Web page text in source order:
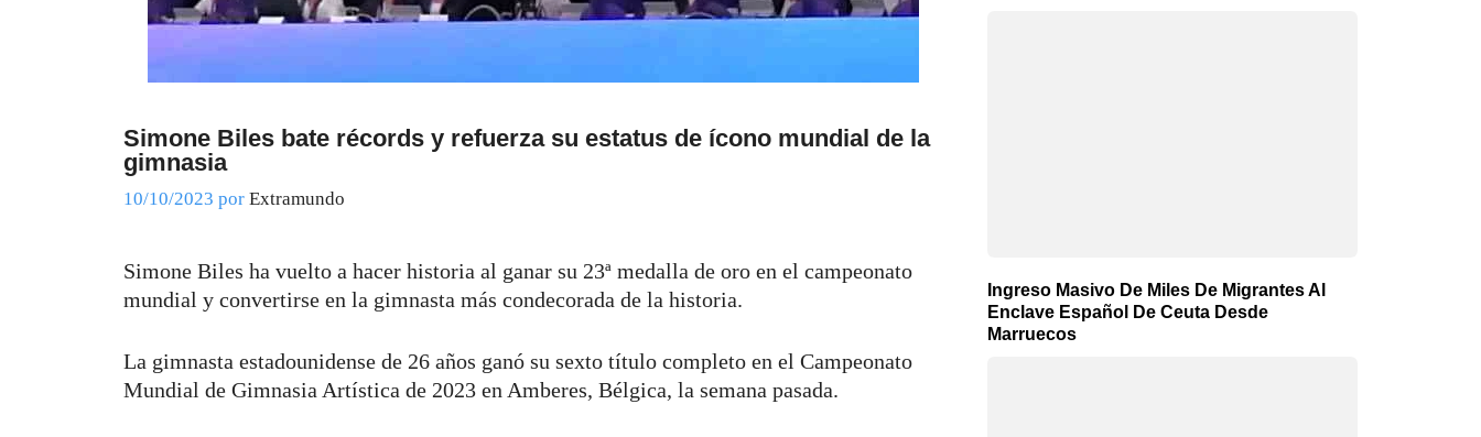
Simone Biles bate récords y refuerza su estatus de ícono mundial de la
gimnasia
10/10/2023 por Extramundo
Simone Biles ha vuelto a hacer historia al ganar su 23ª medalla de oro en el campeonato
mundial y convertirse en la gimnasta más condecorada de la historia.
La gimnasta estadounidense de 26 años ganó su sexto título completo en el Campeonato
Mundial de Gimnasia Artística de 2023 en Amberes, Bélgica, la semana pasada.
Ingreso Masivo De Miles De Migrantes Al
Enclave Español De Ceuta Desde
Marruecos